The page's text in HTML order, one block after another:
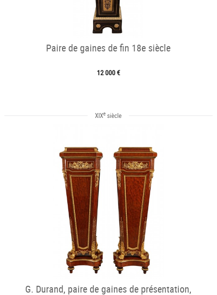
Paire de gaines de fin 18e siècle
12 000 €
XIXe siècle
G. Durand, paire de gaines de présentation,